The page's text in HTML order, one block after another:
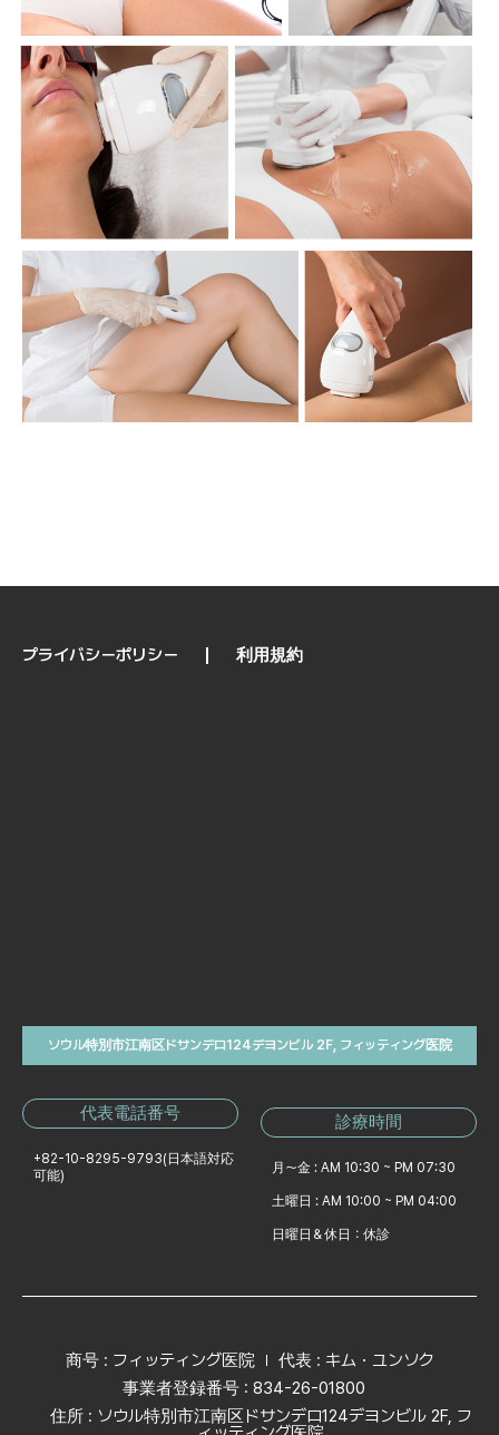
プライバシーポリシー 利用規約
ソウル特別市江南区ドサンデロ124デヨンビル 2F, フィッティング医院
代表電話番号
+82-10-8295-9793(日本語対応
可能)
診療時間
月～金 : AM 10:30 ~ PM 07:30
土曜日 : AM 10:00 ~ PM 04:00
日曜日＆休日：休診
商号 : フィッティング医院
代表 : キム・ユンソク
事業者登録番号 : 834-26-01800
住所 : ソウル特別市江南区ドサンデロ124デヨンビル 2F, フ